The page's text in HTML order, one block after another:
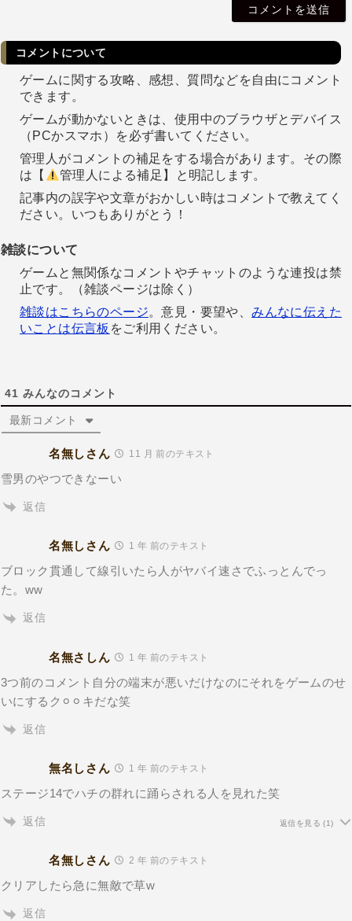
コメントについて
ゲームに関する攻略、感想、質問などを自由にコメント
できます。
ゲームが動かないときは、使用中のブラウザとデバイス
（PCかスマホ）を必ず書いてください。
管理人がコメントの補足をする場合があります。その際
は【
管理人による補足】と明記します。
記事内の誤字や文章がおかしい時はコメントで教えてく
ださい。いつもありがとう！
雑談について
ゲームと無関係なコメントやチャットのような連投は禁
止です。（雑談ページは除く）
雑談はこちらのページ。意見・要望や、みんなに伝えた
いことは伝言板 をご利用ください。
41 みんなのコメント
最新コメント
名無しさん 11 月 前のテキスト
雪男のやつできなーい
返信
名無しさん 1 年 前のテキスト
ブロック貫通して線引いたら人がヤバイ速さでふっとんでっ
た。ww
返信
名無さしん 1 年 前のテキスト
3つ前のコメント自分の端末が悪いだけなのにそれをゲームのせ
いにするク⚪︎⚪︎キだな笑
返信
無名しさん 1 年 前のテキスト
ステージ14でハチの群れに踊らされる人を見れた笑
返信 返信を見る (1)
名無しさん 2 年 前のテキスト
クリアしたら急に無敵で草w
返信